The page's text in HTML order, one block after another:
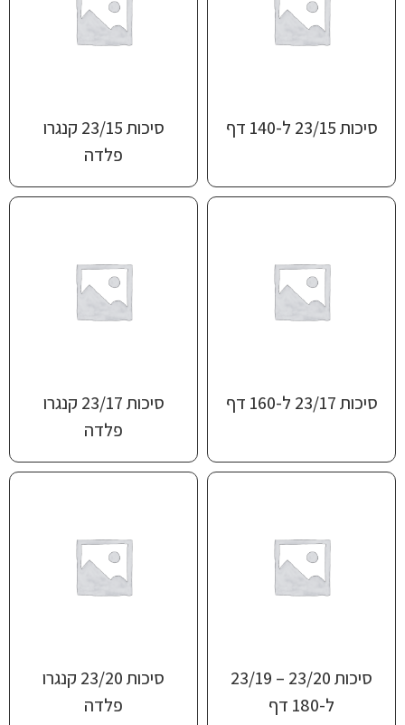
סיכות 23/15 ל-140 דף
סיכות 23/15 קנגרו
פלדה
סיכות 23/17 ל-160 דף
סיכות 23/17 קנגרו
פלדה
סיכות 23/20 – 23/19
ל-180 דף
סיכות 23/20 קנגרו
פלדה